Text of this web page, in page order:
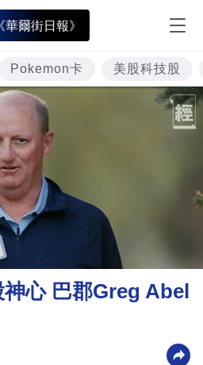
華爾街日報》
Pokemon卡 美股科技股
心 巴郡Greg Abel